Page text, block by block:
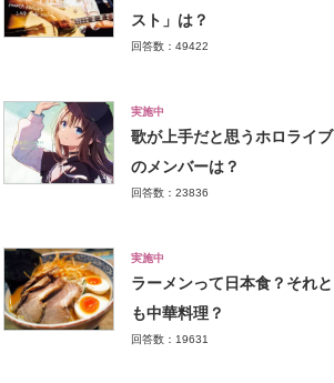
スト」は？
回答数：49422
実施中
歌が上手だと思うホロライブ
のメンバーは？
回答数：23836
実施中
ラーメンって日本食？それと
も中華料理？
回答数：19631